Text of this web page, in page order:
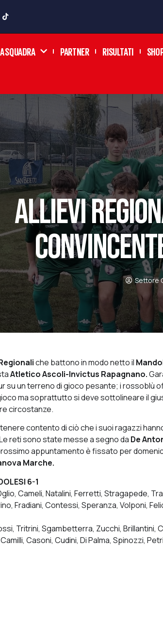
SQUADRA PARTNER RISULTATI
ALLIEVI
Settore
che battono in modo netto il
Atletico Ascoli-Invictus Rapagnano.
su un terreno di gioco pesante; i rossoblù
ma soprattutto si deve sottolineare il
circostanze.
contento di ciò che i suoi ragazzi
reti sono state messe a segno da De
appuntamento è fissato per
Marche.
6-1
Cameli, Natalini, Ferretti, Stragapede,
Fradiani, Contessi, Speranza, Volponi,
Tritrini, Sgambetterra, Zucchi, Brillantini,
Casoni, Cudini, Di Palma, Spinozzi,